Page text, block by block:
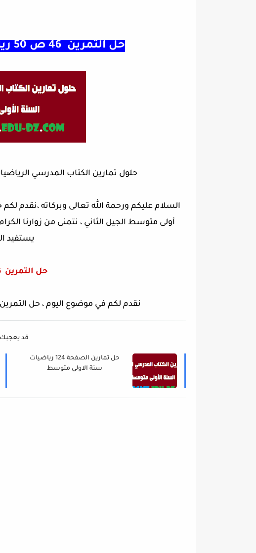
حل التمرين 46 ص 50 رياضيات سنة 1 متوسط
حلول تمارين الكتاب المدرسي
السلام عليكم ورحمة الله تعالى وبركاته ،نقدم
أولى متوسط الجيل الثاني ، نتمنى من زوارنا
يستفيد
حل التمرين 46 ص 50
نقدم لكم في موضوع اليوم ، حل التمرين 46 ص 50 رياضيات سنة 1 متوسط
قد يعجبك
حل تمارين الصفحة 124 رياضيات
سنة الاولى متوسط